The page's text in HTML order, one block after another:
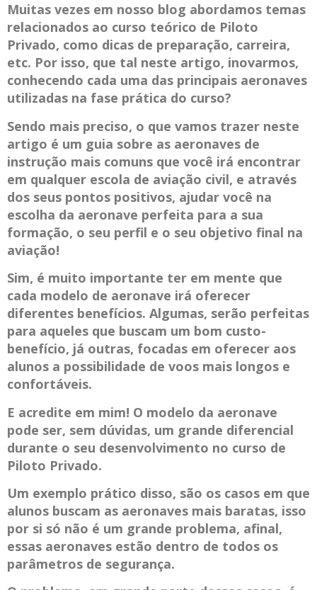
Muitas vezes em nosso blog abordamos temas
relacionados ao curso teórico de Piloto
Privado, como dicas de preparação, carreira,
etc. Por isso, que tal neste artigo, inovarmos,
conhecendo cada uma das principais aeronaves
utilizadas na fase prática do curso?
Sendo mais preciso, o que vamos trazer neste
artigo é um guia sobre as aeronaves de
instrução mais comuns que você irá encontrar
em qualquer escola de aviação civil, e através
dos seus pontos positivos, ajudar você na
escolha da aeronave perfeita para a sua
formação, o seu perfil e o seu objetivo final na
aviação!
Sim, é muito importante ter em mente que
cada modelo de aeronave irá oferecer
diferentes benefícios. Algumas, serão perfeitas
para aqueles que buscam um bom custo-
benefício, já outras, focadas em oferecer aos
alunos a possibilidade de voos mais longos e
confortáveis.
E acredite em mim! O modelo da aeronave
pode ser, sem dúvidas, um grande diferencial
durante o seu desenvolvimento no curso de
Piloto Privado.
Um exemplo prático disso, são os casos em que
alunos buscam as aeronaves mais baratas, isso
por si só não é um grande problema, afinal,
essas aeronaves estão dentro de todos os
parâmetros de segurança.